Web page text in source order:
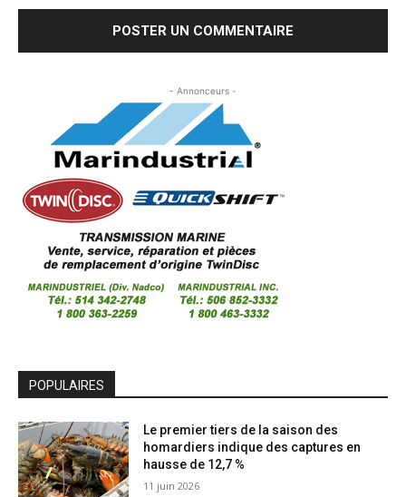
- Annonceurs -
POPULAIRES
Le premier tiers de la saison des
homardiers indique des captures en
hausse de 12,7 %
11 juin 2026